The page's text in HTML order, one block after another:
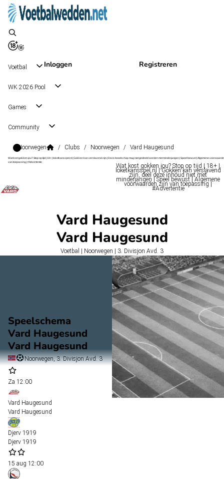
Inloggen Registreren
Voetbal
WK 2026 Pool
Games
Community
Noorwegen / Clubs / Noorwegen / Vard Haugesund
Wat kost gokken jou? Stop op tijd | 18+ | loketkansspel.nl | Gokken kan verslavend zijn | Deze boodschap mag niet gedeeld worden met minderjarigen | Speel bewust | Algemene
van toepassing | #Advertentie
Wat kost gokken jou? Stop op tijd | 18+ |
loketkansspel.nl | Gokken kan verslavend
zijn, deel deze inhoud niet met
minderjarigen | Speel bewust | Algemene
voorwaarden zijn van toepassing |
#Advertentie
Vard Haugesund
Vard Haugesund
Voetbal | Noorwegen | 3. Divisjon Avd. 3
Speelschema
Vard Haugesund
Vard Haugesund
Noorwegen, 3. Divisjon Avd. 3
Za 12:00
Vard Haugesund
Vard Haugesund
Djerv 1919
Djerv 1919
15 aug 12:00